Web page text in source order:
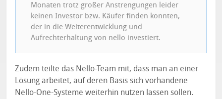
Monaten trotz großer Anstrengungen leider
keinen Investor bzw. Käufer finden konnten,
der in die Weiterentwicklung und
Aufrechterhaltung von nello investiert.
Zudem teilte das Nello-Team mit, dass man an einer
Lösung arbeitet, auf deren Basis sich vorhandene
Nello-One-Systeme weiterhin nutzen lassen sollen.